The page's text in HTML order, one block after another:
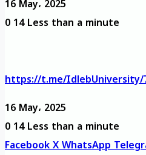
16 May، 2025
014Less than a minute
https://t.me/IdlebUniversity/
16 May، 2025
014Less than a minute
FacebookXWhatsApp